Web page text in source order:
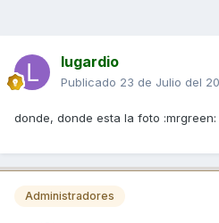
lugardio
Publicado 23 de Julio del
donde, donde esta la foto
Administradores